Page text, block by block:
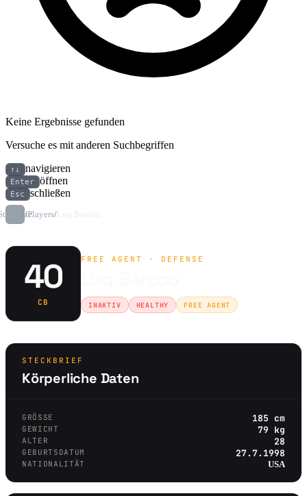
Keine Ergebnisse gefunden
Versuche es mit anderen Suchbegriffen
↑↓ navigieren
Enter öffnen
Esc schließen
/Players/Luq Barcoo
40
CB
FREE AGENT · DEFENSE
INAKTIV HEALTHY FREE AGENT
STECKBRIEF
Körperliche Daten
GRÖSSE 185 cm
GEWICHT 79 kg
ALTER 28
GEBURTSDATUM 27.7.1998
NATIONALITÄT USA